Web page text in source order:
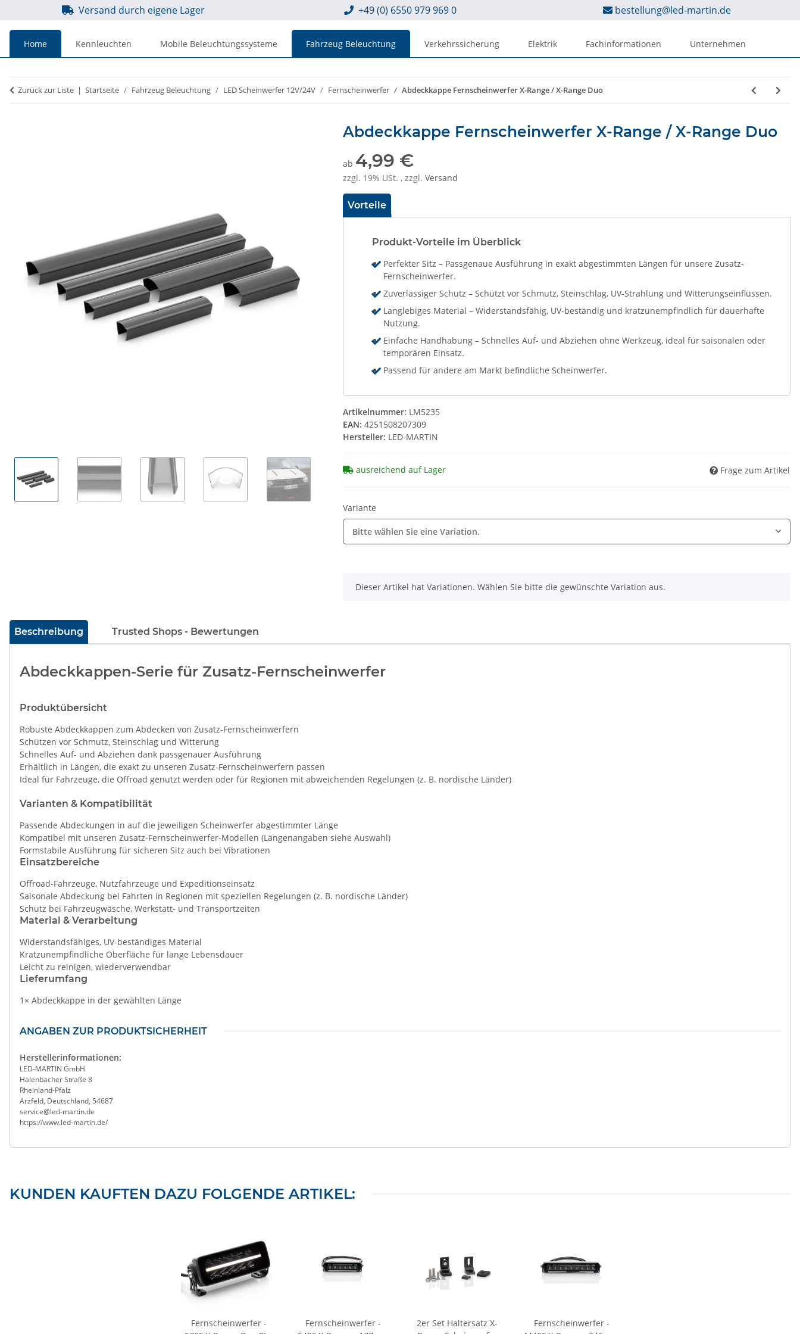
Versand durch eigene Lager +49 (0) 6550 979 969 0 bestellung@led-martin.de
Home Kennleuchten Mobile Beleuchtungssysteme Fahrzeug Beleuchtung Verkehrssicherung Elektrik Fachinformationen Unternehmen
inkl. MwSt.
zzgl. MwSt.
Zurück zur Liste Startseite Fahrzeug Beleuchtung LED Scheinwerfer 12V/24V Fernscheinwerfer Abdeckkappe Fernscheinwerfer X-Range / X-Range Duo
Abdeckkappe Fernscheinwerfer X-Range / X-Range Duo
ab 4,99 €
zzgl. 19% USt. , zzgl. Versand
Vorteile
Produkt-Vorteile im Überblick
Perfekter Sitz – Passgenaue Ausführung in exakt abgestimmten Längen für unsere Zusatz-
Fernscheinwerfer.
Zuverlässiger Schutz – Schützt vor Schmutz, Steinschlag, UV-Strahlung und Witterungseinflüssen.
Langlebiges Material – Widerstandsfähig, UV-beständig und kratzunempfindlich für dauerhafte
Nutzung.
Einfache Handhabung – Schnelles Auf- und Abziehen ohne Werkzeug, ideal für saisonalen oder
temporären Einsatz.
Passend für andere am Markt befindliche Scheinwerfer.
Artikelnummer: LM5235
EAN: 4251508207309
Hersteller: LED-MARTIN
ausreichend auf Lager Frage zum Artikel
Variante
Bitte wählen Sie eine Variation.
x
Dieser Artikel hat Variationen. Wählen Sie bitte die gewünschte Variation aus.
weitere Registerkarten anzeigen
Beschreibung Trusted Shops - Bewertungen
Abdeckkappen-Serie für Zusatz-Fernscheinwerfer
Produktübersicht
Robuste Abdeckkappen zum Abdecken von Zusatz-Fernscheinwerfern
Schützen vor Schmutz, Steinschlag und Witterung
Schnelles Auf- und Abziehen dank passgenauer Ausführung
Erhältlich in Längen, die exakt zu unseren Zusatz-Fernscheinwerfern passen
Ideal für Fahrzeuge, die Offroad genutzt werden oder für Regionen mit abweichenden Regelungen (z. B. nordische Länder)
Varianten & Kompatibilität
Passende Abdeckungen in auf die jeweiligen Scheinwerfer abgestimmter Länge
Kompatibel mit unseren Zusatz-Fernscheinwerfer-Modellen (Längenangaben siehe Auswahl)
Formstabile Ausführung für sicheren Sitz auch bei Vibrationen
Einsatzbereiche
Offroad-Fahrzeuge, Nutzfahrzeuge und Expeditionseinsatz
Saisonale Abdeckung bei Fahrten in Regionen mit speziellen Regelungen (z. B. nordische Länder)
Schutz bei Fahrzeugwäsche, Werkstatt- und Transportzeiten
Material & Verarbeitung
Widerstandsfähiges, UV-beständiges Material
Kratzunempfindliche Oberfläche für lange Lebensdauer
Leicht zu reinigen, wiederverwendbar
Lieferumfang
1× Abdeckkappe in der gewählten Länge
ANGABEN ZUR PRODUKTSICHERHEIT
Herstellerinformationen:
LED-MARTIN GmbH
Halenbacher Straße 8
Rheinland-Pfalz
Arzfeld, Deutschland, 54687
service@led-martin.de
https://www.led-martin.de/
KUNDEN KAUFTEN DAZU FOLGENDE ARTIKEL:
Fernscheinwerfer -
Fernscheinwerfer -
2er Set Haltersatz X-
Fernscheinwerfer -